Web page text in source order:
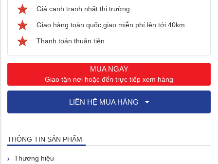
Giá cạnh tranh nhất thị trường
Giao hàng toàn quốc,giao miễn phí lên tới 40km
Thanh toán thuận tiện
MUA NGAY
Giao tận nơi hoặc đến trực tiếp xem hàng
LIÊN HỆ MUA HÀNG
THÔNG TIN SẢN PHẨM
Thương hiệu